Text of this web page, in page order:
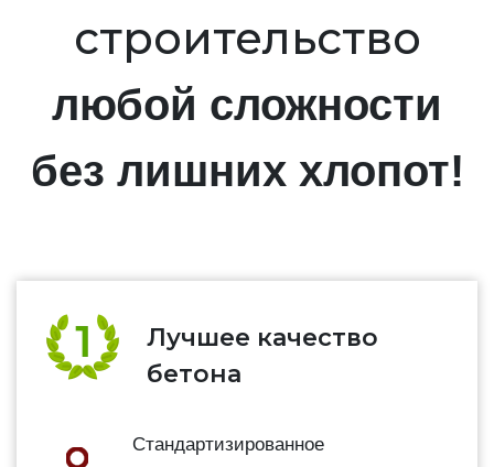
строительство
любой сложности
без лишних хлопот!
Лучшее качество
бетона
Стандартизированное